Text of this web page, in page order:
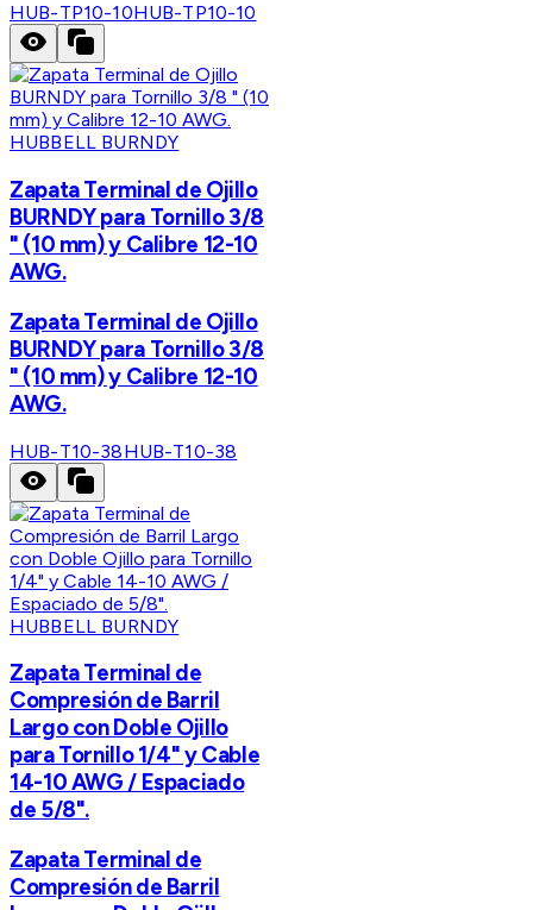
HUB-TP10-10HUB-TP10-10
HUBBELL BURNDY
Zapata Terminal de Ojillo
BURNDY para Tornillo 3/8
" (10 mm) y Calibre 12-10
AWG.
Zapata Terminal de Ojillo
BURNDY para Tornillo 3/8
" (10 mm) y Calibre 12-10
AWG.
HUB-T10-38HUB-T10-38
HUBBELL BURNDY
Zapata Terminal de
Compresión de Barril
Largo con Doble Ojillo
para Tornillo 1/4" y Cable
14-10 AWG / Espaciado
de 5/8".
Zapata Terminal de
Compresión de Barril